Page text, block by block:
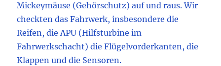
Mickeymäuse (Gehörschutz) auf und raus. Wir
checkten das Fahrwerk, insbesondere die
Reifen, die APU (Hilfsturbine im
Fahrwerkschacht) die Flügelvorderkanten, die
Klappen und die Sensoren.